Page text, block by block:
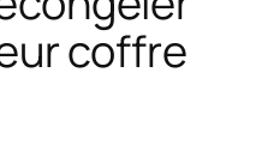
coffre